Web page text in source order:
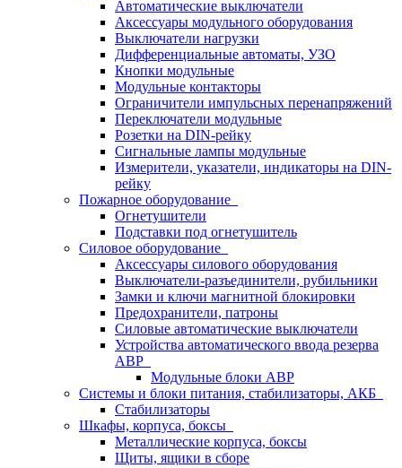
Автоматические выключатели
Аксессуары модульного оборудования
Выключатели нагрузки
Дифференциальные автоматы, УЗО
Кнопки модульные
Модульные контакторы
Ограничители импульсных перенапряжений
Переключатели модульные
Розетки на DIN-рейку
Сигнальные лампы модульные
Измерители, указатели, индикаторы на DIN-
рейку
Пожарное оборудование
Огнетушители
Подставки под огнетушитель
Силовое оборудование
Аксессуары силового оборудования
Выключатели-разъединители, рубильники
Замки и ключи магнитной блокировки
Предохранители, патроны
Силовые автоматические выключатели
Устройства автоматического ввода резерва
АВР
Модульные блоки АВР
Системы и блоки питания, стабилизаторы, АКБ
Стабилизаторы
Шкафы, корпуса, боксы
Металлические корпуса, боксы
Щиты, ящики в сборе